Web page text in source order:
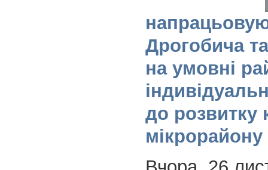
Дрогобича
на умовні
до розвитку
мікрорайону